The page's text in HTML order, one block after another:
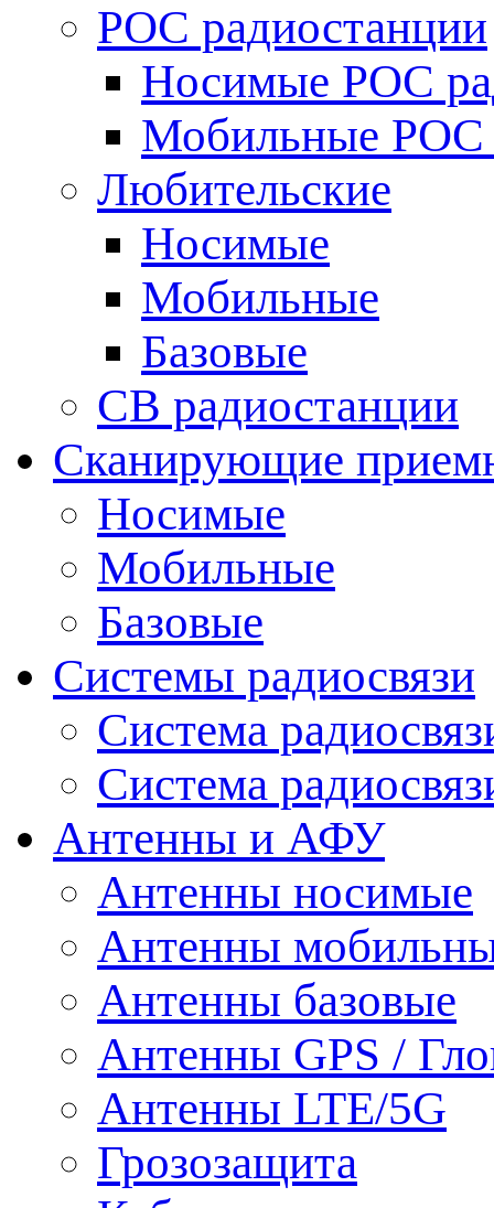
POC радиостанции
Носимые POC
Мобильные POC
Любительские
Носимые
Мобильные
Базовые
CB радиостанции
Сканирующие
Носимые
Мобильные
Базовые
Системы радиосвязи
Система
Система
Антенны и АФУ
Антенны носимые
Антенны
Антенны базовые
Антенны GPS /
Антенны LTE/5G
Грозозащита